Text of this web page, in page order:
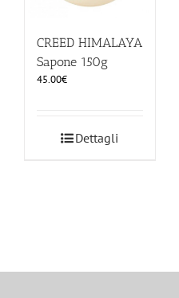
CREED HIMALAYA
Sapone 150g
45.00€
Dettagli